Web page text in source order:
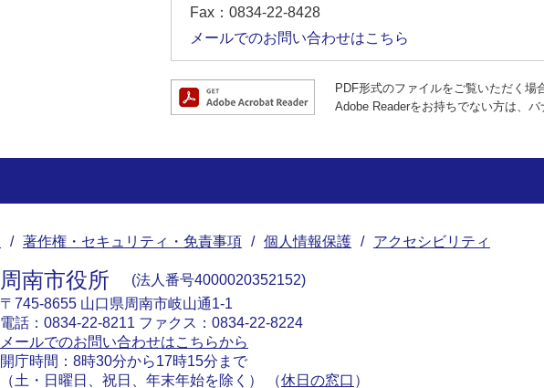
Fax：0834-22-8428
メールでのお問い合わせはこちら
PDF形式のファイルをご覧いただく場
Adobe Readerをお持ちでない方は、
著作権・セキュリティ・免責事項 個人情報保護 アクセシビリティ
周南市役所
法人番号4000020352152
〒745-8655 山口県周南市岐山通1-1
電話：0834-22-8211 ファクス：0834-22-8224
メールでのお問い合わせはこちらから
開庁時間：8時30分から17時15分まで
（土・日曜日、祝日、年末年始を除く） （休日の窓口 ）